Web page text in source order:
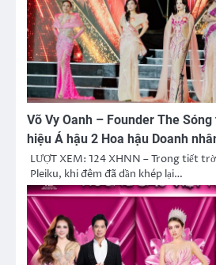
Võ Vy Oanh – Founder The
hiệu Á hậu 2 Hoa hậu Doanh
LƯỢT XEM: 124 XHNN – Trong tiết
Pleiku, khi đêm đã dần khép lại…